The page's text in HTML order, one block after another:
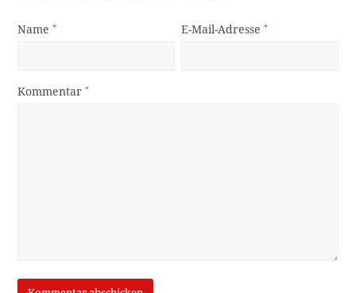
Name* E-Mail-Adresse*
Kommentar*